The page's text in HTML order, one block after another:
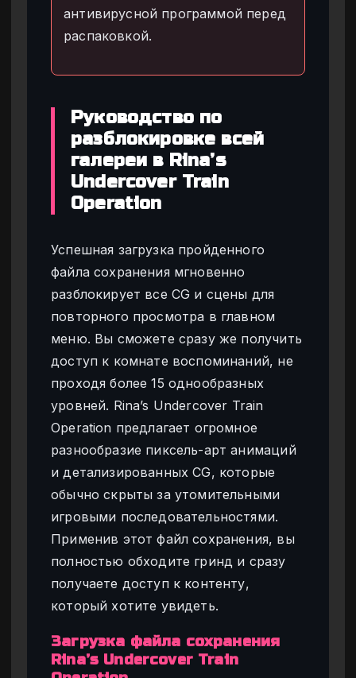
антивирусной программой перед
распаковкой.
Руководство по
разблокировке всей
галереи в Rina’s
Undercover Train
Operation
Успешная загрузка пройденного
файла сохранения мгновенно
разблокирует все CG и сцены для
повторного просмотра в главном
меню. Вы сможете сразу же получить
доступ к комнате воспоминаний, не
проходя более 15 однообразных
уровней. Rina’s Undercover Train
Operation предлагает огромное
разнообразие пиксель-арт анимаций
и детализированных CG, которые
обычно скрыты за утомительными
игровыми последовательностями.
Применив этот файл сохранения, вы
полностью обходите гринд и сразу
получаете доступ к контенту,
который хотите увидеть.
Загрузка файла сохранения
Rina’s Undercover Train